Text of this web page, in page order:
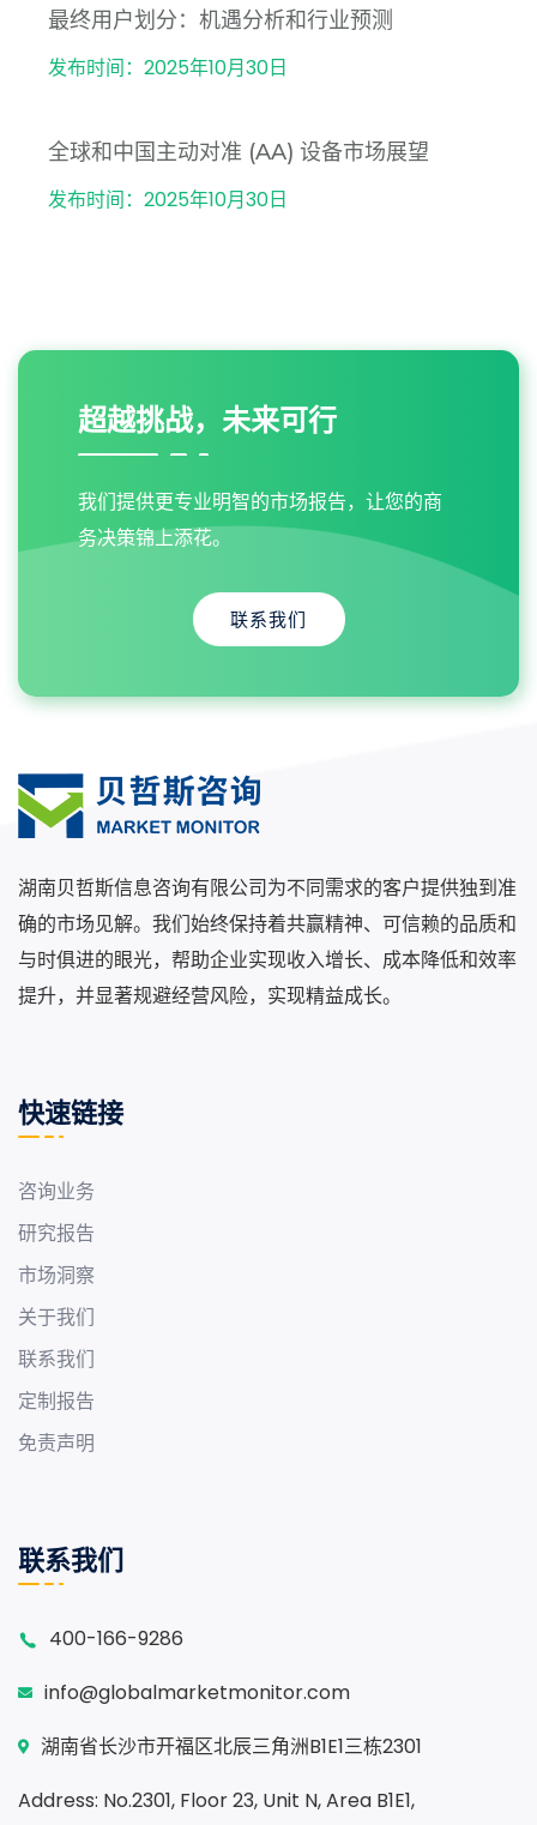
最终用户划分：机遇分析和行业预测
发布时间：2025年10月30日
全球和中国主动对准 (AA) 设备市场展望
发布时间：2025年10月30日
超越挑战，未来可行
我们提供更专业明智的市场报告，让您的商
务决策锦上添花。
联系我们
湖南贝哲斯信息咨询有限公司为不同需求的客户提供独到准
确的市场见解。我们始终保持着共赢精神、可信赖的品质和
与时俱进的眼光，帮助企业实现收入增长、成本降低和效率
提升，并显著规避经营风险，实现精益成长。
快速链接
咨询业务
研究报告
市场洞察
关于我们
联系我们
定制报告
免责声明
联系我们
400-166-9286
info@globalmarketmonitor.com
湖南省长沙市开福区北辰三角洲B1E1三栋2301
Address: No.2301, Floor 23, Unit N, Area B1E1,